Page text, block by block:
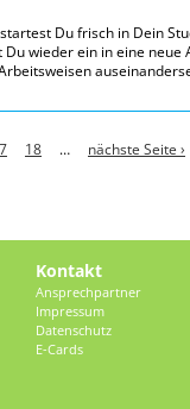
Du frisch in Dein
wieder ein in eine
18 … nächste Seite ›
Kontakt
Ansprechpartner
Impressum
Datenschutz
E-Cards